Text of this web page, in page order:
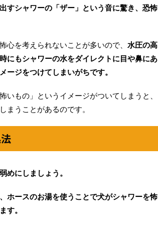
すシャワーの「ザー」という音に驚き、恐怖
心を考えられないことが多いので、 水圧の高
にもシャワーの水をダイレクトに目や鼻にあ
ージをつけてしまいがちです。
もの」というイメージがついてしまうと、
まうことがあるのです。
めにしましょう。
ホースのお湯を使うことで犬がシャワーを怖
す。